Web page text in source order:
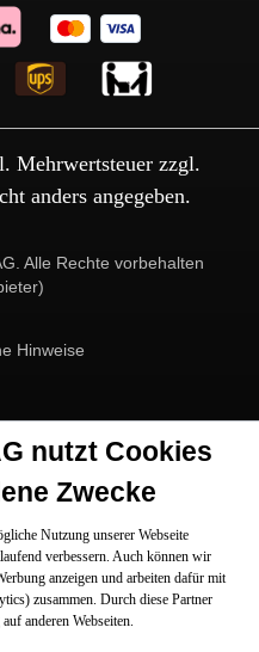
Mehrwertsteuer zzgl.
anders angegeben.
Alle Rechte vorbehalten
Hinweise
nutzt Cookies
Zwecke
Nutzung unserer Webseite
verbessern. Auch können wir
anzeigen und arbeiten dafür mit
zusammen. Durch diese Partner
anderen Webseiten.